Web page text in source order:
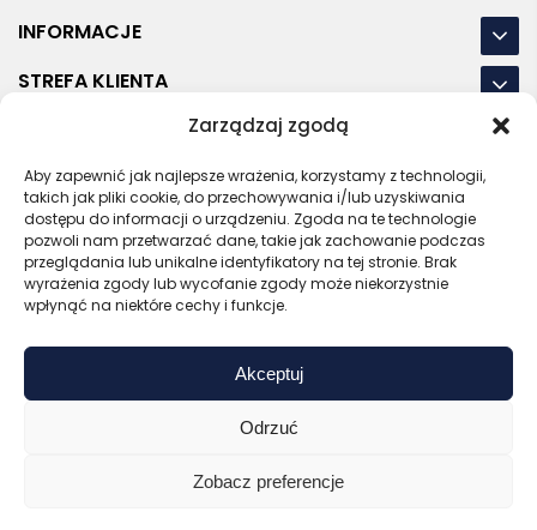
Zarządzaj zgodą
Aby zapewnić jak najlepsze wrażenia, korzystamy z technologii,
takich jak pliki cookie, do przechowywania i/lub uzyskiwania
dostępu do informacji o urządzeniu. Zgoda na te technologie
pozwoli nam przetwarzać dane, takie jak zachowanie podczas
przeglądania lub unikalne identyfikatory na tej stronie. Brak
wyrażenia zgody lub wycofanie zgody może niekorzystnie
wpłynąć na niektóre cechy i funkcje.
Akceptuj
Odrzuć
Zobacz preferencje
INFORMACJE
STREFA KLIENTA
NASZE LOKALIZACJE
OSTATNIE POSTY
RODOREGULAMINPOLITYKA PRYWATNOŚCI
Certyfikat SSL
Zaufany sprzedawca
Sprawdź opinie